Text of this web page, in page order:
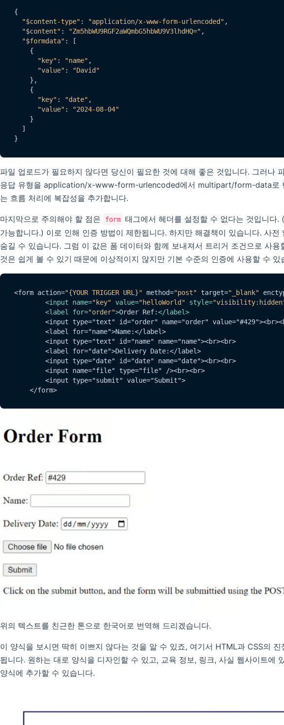
{
"$content-type" : "application/x-www-form-urlencoded" ,
"$content" : "Zm5hbWU9RGF2aWQmbG5hbWU9V3lhdHQ=" ,
"$formdata" : [
    {
"key" : "name" ,
"value" :
"David"
    },
    {
"key" : "date" ,
"value" :
"2024-08-04"
    }
  ]
파일 업로드가 필요하지 않다면 당신이 필요한 것에 대해 좋은 것입니다. 그러나
응답 유형을 application/x-www-form-urlencoded에서 multipart/form-data로
는 흐름 처리에 복잡성을 추가합니다.
마지막으로 주의해야 할 점은 form 태그에서 헤더를 설정할 수 없다는 것입니다
가능합니다.) 이로 인해 인증 방법이 제한됩니다. 하지만 해결책이 있습니다. 사전
숨길 수 있습니다. 그럼 이 값은 폼 데이터와 함께 보내져서 트리거 조건으로 사용
것은 쉽게 볼 수 있기 때문에 이상적이지 않지만 기본 수준의 인증에 사용할 수 있
<form action="{YOUR TRIGGER URL}" method="post" target="_blank"
<input name="key" value="helloWorld" style=
<label for="order">Order Ref:</label>
<input type="text" id="order" name="order"
        <label for="name">Name:</label>
        <input type="text" id="name" name="name"><br><br>
        <label for="date">Delivery Date:</label>
        <input type="date" id="date" name="date"><br><br>
        <input name="file" type="file" /><br><br>
        <input type="submit" value="Submit">
    </form>
위의 텍스트를 친근한 톤으로 한국어로 번역해 드리겠습니다.
이 양식을 보시면 딱히 이쁘지 않다는 것을 알 수 있죠, 여기서 HTML과 CSS의
됩니다. 원하는 대로 양식을 디자인할 수 있고, 교육 정보, 링크, 사실 웹사이트에
양식에 추가할 수 있습니다.